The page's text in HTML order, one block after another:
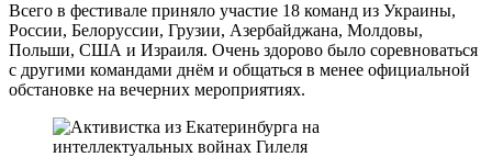
Всего в фестивале приняло участие 18 команд из Украины,
России, Белоруссии, Грузии, Азербайджана, Молдовы,
Польши, США и Израиля. Очень здорово было соревноваться
с другими командами днём и общаться в менее официальной
обстановке на вечерних мероприятиях.